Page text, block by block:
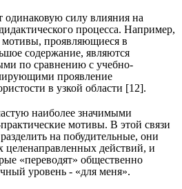
силу влияния на
процесса. Например,
проявляющиеся в
содержание, являются
по сравнению с учебно-
проявление
в узкой области [12].
наиболее значимыми
мотивы. В этой связи
на побудительные, они
целенаправленных действий, и
«переводят» общественно
уровень - «для меня».